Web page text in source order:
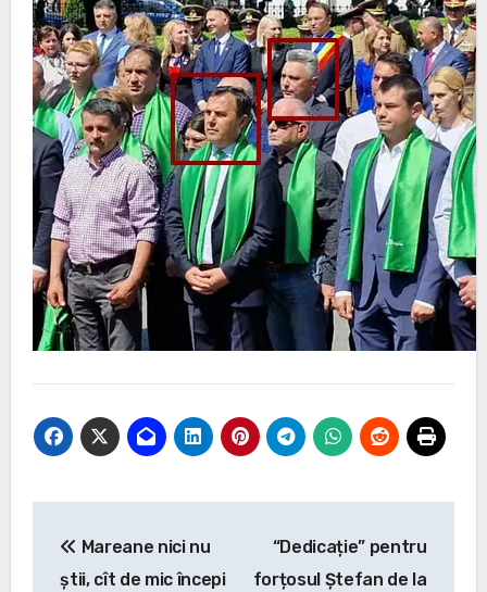
navigation
Mareane nici nu
știi, cît de mic începi
“Dedicație” pentru
forțosul Ștefan de la